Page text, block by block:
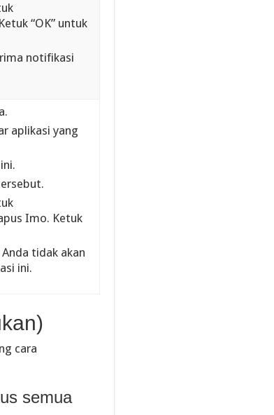
“OK” untuk
notifikasi
aplikasi yang
Imo. Ketuk
tidak akan
ini.
cara
semua